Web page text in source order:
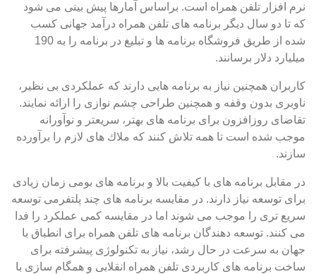
نرم افزار تلفن همراه است. براساس آمارها پیش بینی می شود
که تا دو سال دیگر برنامه های تلفن همراه درآمد جهانی کسب
شده از طریق فروشگاه برنامه ها و تبلیغ در برنامه را به 190
میلیارد دلار برسانند.
کاربران همچنین نیاز به برنامه هایی دارند که عملکردی بی نظیر،
ناوبری بدون وقفه و همچنین طراحی چشم نوازی را ارائه نمایند.
تقاضای روزافزون برای برنامه های بهتر، سریعتر و نوآورانه
موجب شده است تا همه تلاش کنند که ملاك های لازم را برآورده
سازند.
در مقابل برنامه های با کیفیت بالا و برنامه های بومی زمان زیادی
برای توسعه نیاز دارند. در مقایسه برنامه های چند پلتفرمی توسعه
سریع تری را موجب می شوند اما در مقایسه کمی عملکرد را فدا
می کنند. توسعه دهندگان برنامه های تلفن همراه برای انطباق با
جهان به سرعت در حال رشد، نیاز به تکنولوژی پیشرفته برای
ساخت برنامه های کاربردی تلفن همراه انقلابی و همگام سازی با